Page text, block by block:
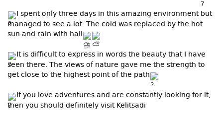
I spent only three days in this amazing environment but
managed to see a lot. The cold was replaced by the hot
sun and rain with hail
It is difficult to express in words the beauty that I have
seen there. The views of nature gave me the strength to
get close to the highest point of the path
If you love adventures and are constantly looking for it,
then you should definitely visit Kelitsadi